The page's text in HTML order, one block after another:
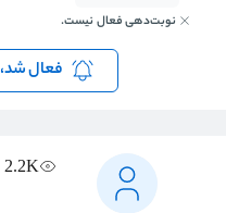
نوبت‌دهی فعال نیست.
فعال
2.2K